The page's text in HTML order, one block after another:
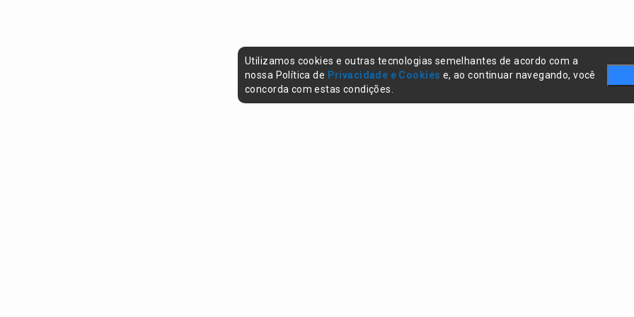
Utilizamos cookies e outras tecnologias semelhantes de acordo com a
nossa Política de Privacidade e Cookies e, ao continuar navegando, você
concorda com estas condições.